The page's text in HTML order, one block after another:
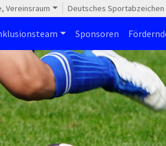
Vereinsraum Deutsches Sportabzeichen
Sponsoren